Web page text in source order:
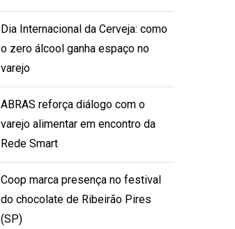
Dia Internacional da Cerveja: como
o zero álcool ganha espaço no
varejo
ABRAS reforça diálogo com o
varejo alimentar em encontro da
Rede Smart
Coop marca presença no festival
do chocolate de Ribeirão Pires
(SP)